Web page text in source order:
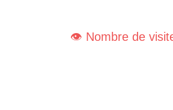
👁️ Nombre de